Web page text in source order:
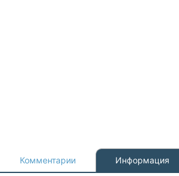
Комментарии Информация